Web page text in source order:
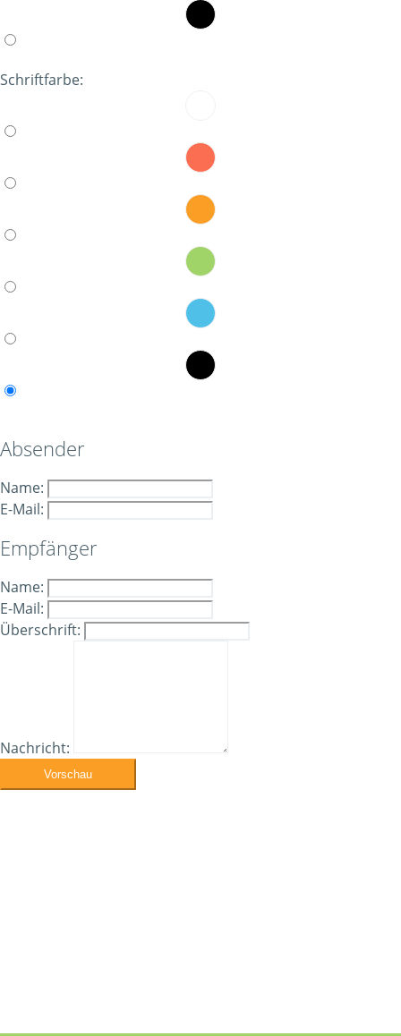
Schriftfarbe:
Absender
Name:
E-Mail:
Empfänger
Name:
E-Mail:
Überschrift:
Nachricht:
Vorschau